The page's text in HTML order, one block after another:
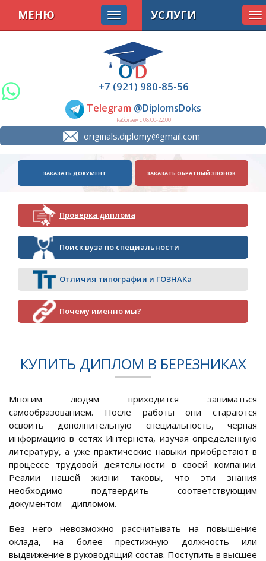
+7 (921) 980-85-56
Telegram @DiplomsDoks
Работаем с 08.00-22.00
originals.diplomy@gmail.com
МЕНЮ
ЗАКАЗАТЬ ДОКУМЕНТ ЗАКАЗАТЬ ОБРАТНЫЙ ЗВОНОК
Проверка диплома
Поиск вуза по специальности
Отличия типографии и ГОЗНАКа
Почему именно мы?
УСЛУГИ
КУПИТЬ ДИПЛОМ В БЕРЕЗНИКАХ
Многим людям приходится заниматься
самообразованием. После работы они стараются
освоить дополнительную специальность, черпая
информацию в сетях Интернета, изучая определенную
литературу, а уже практические навыки приобретают в
процессе трудовой деятельности в своей компании.
Реалии нашей жизни таковы, что эти знания
необходимо подтвердить соответствующим
документом – дипломом.
Без него невозможно рассчитывать на повышение
оклада, на более престижную должность или
выдвижение в руководящий состав. Поступить в высшее